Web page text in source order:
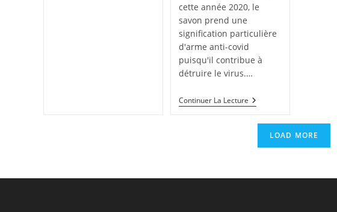
cette année 2020, le
savon prend une
signification particulière
d'arme anti-covid
puisqu'il contribue à
détruire le virus.…
Continuer La LectureLes
Savonniers
L’ensemble
#savonniersmobilisés
LOAD MORE